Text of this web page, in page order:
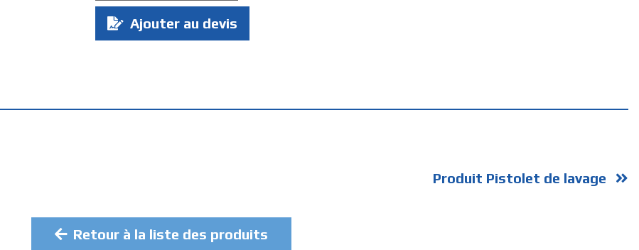
Quantité
Ajouter au devis
Produit Pistolet de lavage
Retour à la liste des produits